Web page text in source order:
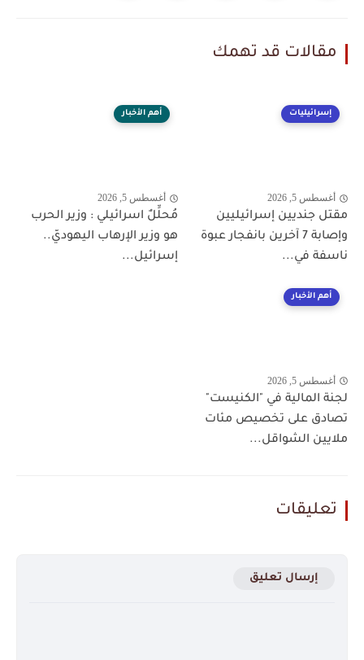
مقالات قد تهمك
إسرائيليات
أغسطس 5, 2026
مقتل جنديين إسرائيليين
وإصابة 7 آخرين بانفجار عبوة
ناسفة في...
أهم الأخبار
أغسطس 5, 2026
مُحلِّلٌ اسرائيلي : وزير الحرب
هو وزير الإرهاب اليهوديّ..
إسرائيل...
أهم الأخبار
أغسطس 5, 2026
لجنة المالية في "الكنيست"
تصادق على تخصيص مئات
ملايين الشواقل...
تعليقات
إرسال تعليق